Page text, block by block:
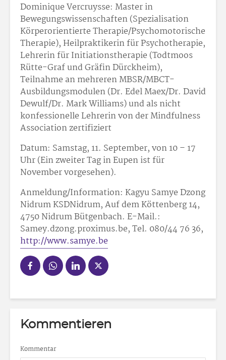
Dominique Vercruysse: Master in
Bewegungswissenschaften (Spezialisation
Körperorientierte Therapie/Psychomotorische
Therapie), Heilpraktikerin für Psychotherapie,
Lehrerin für Initiationstherapie (Todtmoos
Rütte-Graf und Gräfin Dürckheim),
Teilnahme an mehreren MBSR/MBCT-
Ausbildungsmodulen (Dr. Edel Maex/Dr. David
Dewulf/Dr. Mark Williams) und als nicht
konfessionelle Lehrerin von der Mindfulness
Association zertifiziert
Datum: Samstag, 11. September, von 10 – 17
Uhr (Ein zweiter Tag in Eupen ist für
November vorgesehen).
Anmeldung/Information: Kagyu Samye Dzong
Nidrum KSDNidrum, Auf dem Köttenberg 14,
4750 Nidrum Bütgenbach. E-Mail.:
Samey.dzong.proximus.be, Tel. 080/44 76 36,
http://www.samye.be
Kommentieren
Kommentar